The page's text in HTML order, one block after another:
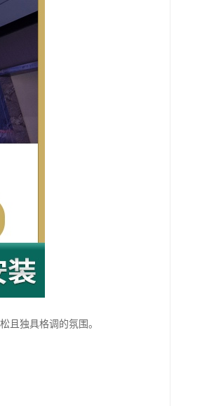
且独具格调的氛围。